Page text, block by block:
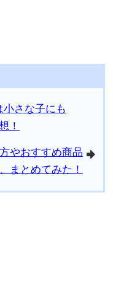
さな子にも
！
arrowright
やおすすめ商品
まとめてみた！